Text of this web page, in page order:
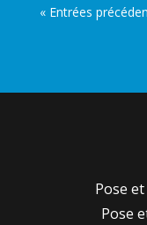
« Entrées
Pose
Pose